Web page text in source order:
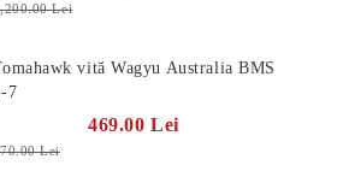
Lei
vită Wagyu Australia BMS
7
469.00 Lei
Lei